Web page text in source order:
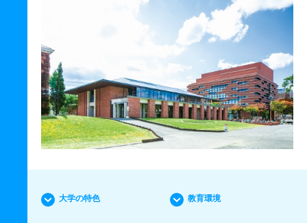
大学の特色 教育環境